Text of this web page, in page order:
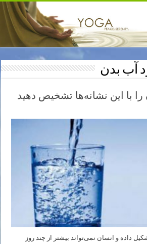
آب بدن
با این نشانه‌ها تشخیص دهید
داده و انسان نمی‌تواند بیشتر از چند روز